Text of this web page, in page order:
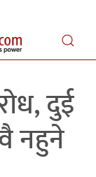
दुई
नहुने